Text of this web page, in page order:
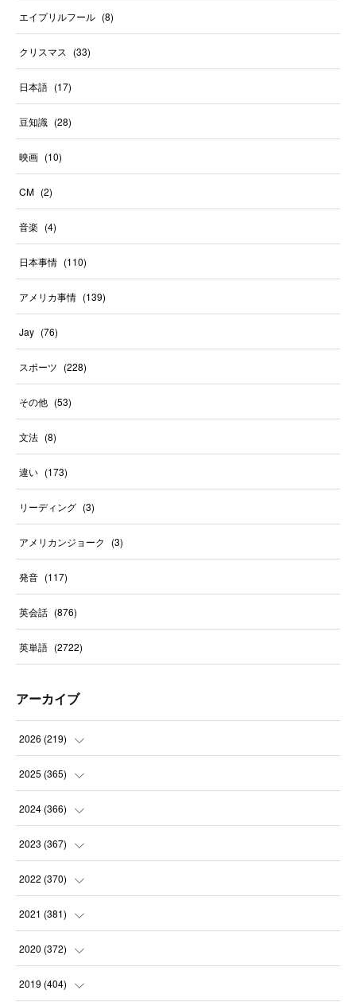
エイプリルフール (8)
クリスマス (33)
日本語 (17)
豆知識 (28)
映画 (10)
CM (2)
音楽 (4)
日本事情 (110)
アメリカ事情 (139)
Jay (76)
スポーツ (228)
その他 (53)
文法 (8)
違い (173)
リーディング (3)
アメリカンジョーク (3)
発音 (117)
英会話 (876)
英単語 (2722)
アーカイブ
2026 (219)
(8)
(31
(30
(31
2025 (365)
(31
(30
(31
(30
2024 (366)
(32
(30
(31
(30
2023 (367)
(31
(31
(31
(30
2022 (370)
(31
(31
(31
2021 (381)
(35
(37
2020 (372)
(32
2019 (404)